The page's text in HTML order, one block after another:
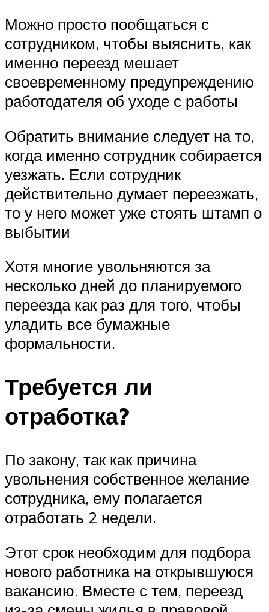
Можно просто пообщаться с
сотрудником, чтобы выяснить, как
именно переезд мешает
своевременному предупреждению
работодателя об уходе с работы
Обратить внимание следует на то,
когда именно сотрудник собирается
уезжать. Если сотрудник
действительно думает переезжать,
то у него может уже стоять штамп о
выбытии
Хотя многие увольняются за
несколько дней до планируемого
переезда как раз для того, чтобы
уладить все бумажные
формальности.
Требуется ли
отработка?
По закону, так как причина
увольнения собственное желание
сотрудника, ему полагается
отработать 2 недели.
Этот срок необходим для подбора
нового работника на открывшуюся
вакансию. Вместе с тем, переезд